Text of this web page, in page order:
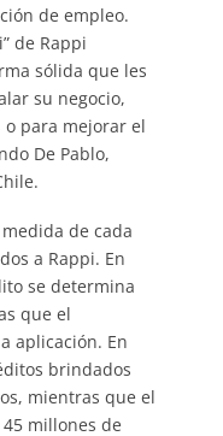
de empleo.
de Rappi
sólida que les
su negocio,
para mejorar el
De Pablo,
de cada
a Rappi. En
se determina
que el
aplicación. En
brindados
mientras que el
millones de